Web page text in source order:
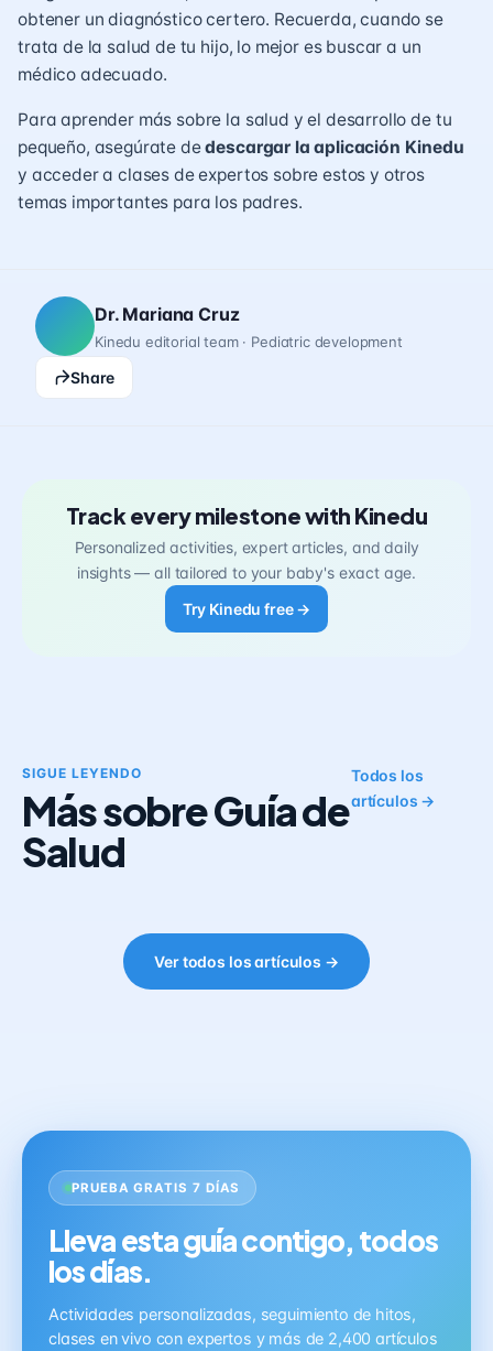
obtener un diagnóstico certero. Recuerda, cuando se
trata de la salud de tu hijo, lo mejor es buscar a un
médico adecuado.
Para aprender más sobre la salud y el desarrollo de tu
pequeño, asegúrate dedescargar la aplicación Kinedu
y acceder a clases de expertos sobre estos y otros
temas importantes para los padres.
Dr. Mariana Cruz
Kinedu editorial team · Pediatric development
Share
Track every milestone with Kinedu
Personalized activities, expert articles, and daily
insights — all tailored to your baby's exact age.
Try Kinedu free →
SIGUE LEYENDO
Más sobre Guía de
Salud
Todos los
artículos →
Ver todos los artículos →
PRUEBA GRATIS 7 DÍAS
Lleva esta guía contigo, todos
los días.
Actividades personalizadas, seguimiento de hitos,
clases en vivo con expertos y más de 2,400 artículos